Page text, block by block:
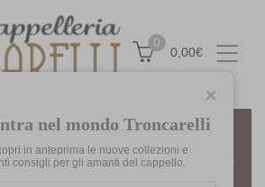
nel mondo Troncarelli
in anteprima le nuove collezioni e
consigli per gli amanti del cappello.
0
0,00€
Pelle Coppola 6-Planel Goat Suede